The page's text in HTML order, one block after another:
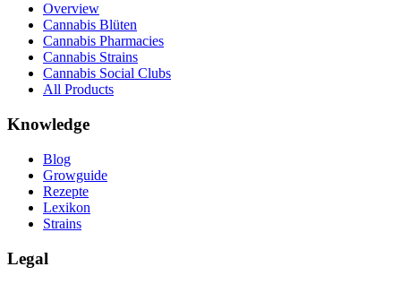
Overview
Cannabis Blüten
Cannabis Pharmacies
Cannabis Strains
Cannabis Social Clubs
All Products
Knowledge
Blog
Growguide
Rezepte
Lexikon
Strains
Legal